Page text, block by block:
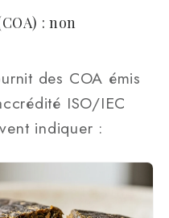
: non
des COA émis
ISO/IEC
indiquer :